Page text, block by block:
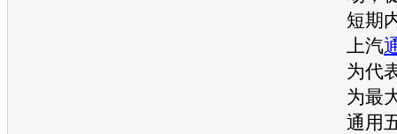
短期
上汽
为代
为最
通用